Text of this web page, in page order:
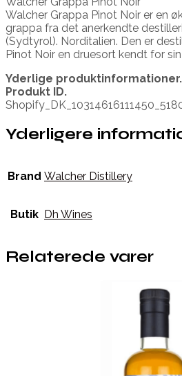
Walcher Grappa Pinot Noir er en
grappa fra det anerkendte
(Sydtyrol). Norditalien. Den er
Pinot Noir en druesort kendt for
Yderlige produktinformationer.
Produkt ID.
Yderligere
Brand Walcher Distillery
Butik Dh Wines
Relaterede varer